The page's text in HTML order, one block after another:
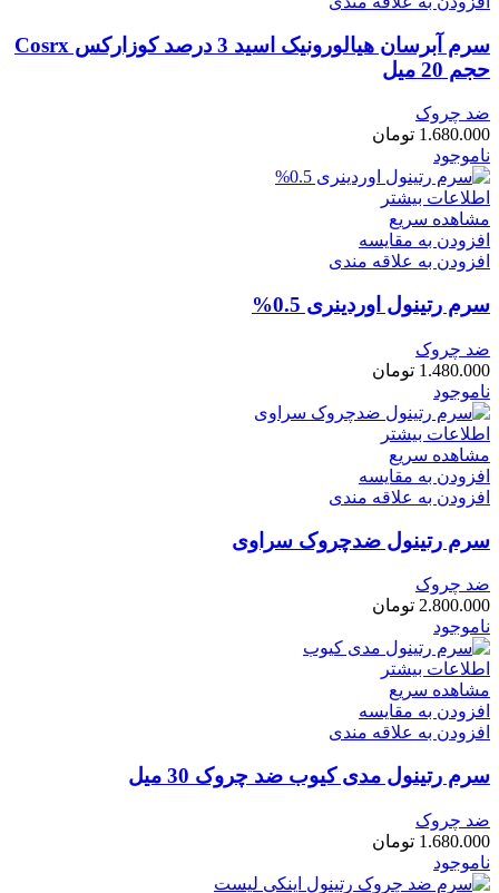
سرم آبرسان هیالورونیک اسید 3 درصد کوزارکس Cosrx
حجم 20 میل
ضد چروک
1.680.000 تومان
ناموجود
اطلاعات بیشتر
مشاهده سریع
افزودن به مقایسه
افزودن به علاقه مندی
سرم رتینول اوردینری 0.5%
ضد چروک
1.480.000 تومان
ناموجود
اطلاعات بیشتر
مشاهده سریع
افزودن به مقایسه
افزودن به علاقه مندی
سرم رتینول ضدچروک سراوی
ضد چروک
2.800.000 تومان
ناموجود
اطلاعات بیشتر
مشاهده سریع
افزودن به مقایسه
افزودن به علاقه مندی
سرم رتینول مدی کیوب ضد چروک 30 میل
ضد چروک
1.680.000 تومان
ناموجود